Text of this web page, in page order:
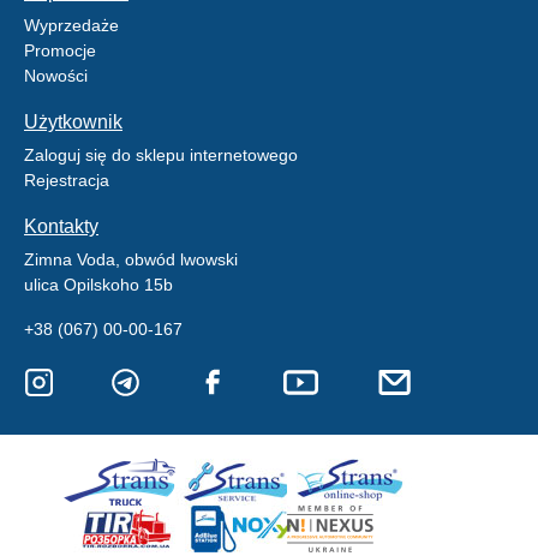
Wyprzedaże
Promocje
Nowości
Użytkownik
Zaloguj się do sklepu internetowego
Rejestracja
Kontakty
Zimna Voda, obwód lwowski
ulica Opilskoho 15b
+38 (067) 00-00-167